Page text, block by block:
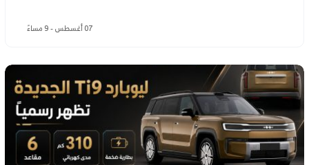
07 أغسطس - 9 مساءً